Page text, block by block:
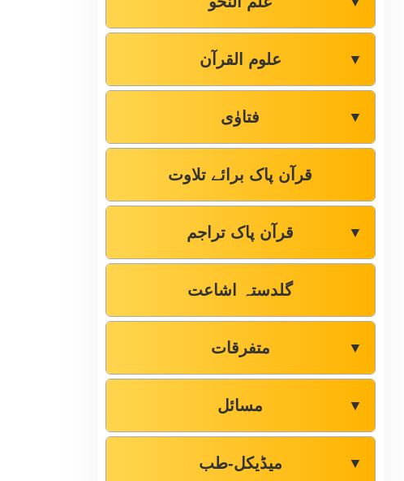
علوم القرآن ▼
فتاوٰی ▼
قرآن پاک برائے تلاوت
قرآن پاک تراجم ▼
گلدستہ اشاعت
متفرقات ▼
مسائل ▼
میڈیکل-طب ▼